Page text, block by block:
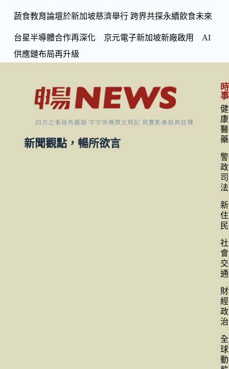
蔬食教育論壇於新加坡慈濟舉行 跨界共探永續飲食未來
台星半導體合作再深化 京元電子新加坡新廠啟用 AI
供應鏈布局再升級
新聞觀點，暢所欲言
時
事
健
康
醫
藥
警
政
司
法
新
住
民
社
會
交
通
財
經
政
治
全
球
動